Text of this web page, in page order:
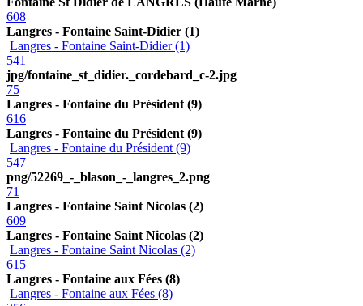
608
Langres - Fontaine Saint-Didier (1)
Langres - Fontaine Saint-Didier (1)
541
jpg/fontaine_st_didier._cordebard_c-2.jpg
75
Langres - Fontaine du Président (9)
616
Langres - Fontaine du Président (9)
Langres - Fontaine du Président (9)
547
png/52269_-_blason_-_langres_2.png
71
Langres - Fontaine Saint Nicolas (2)
609
Langres - Fontaine Saint Nicolas (2)
Langres - Fontaine Saint Nicolas (2)
615
Langres - Fontaine aux Fées (8)
Langres - Fontaine aux Fées (8)